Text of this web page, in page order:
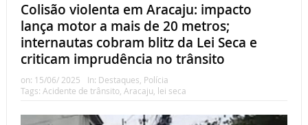
Colisão violenta em Aracaju: impacto
lança motor a mais de 20 metros;
internautas cobram blitz da Lei Seca e
criticam imprudência no trânsito
on: 15/06/ 2025 In: Destaques, Polícia
Tags: Acidente de trânsito, Aracaju, lei seca